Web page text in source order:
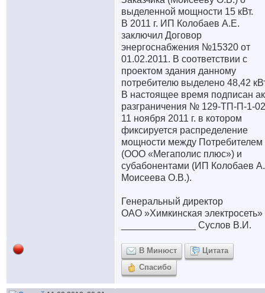
выделенной мощности 15 кВт.
В 2011 г. ИП Колобаев А.Е.
заключил Договор
энергоснабжения №15320 от
01.02.2011. В соответствии с
проектом здания данному
потребителю выделено 48,42
В настоящее время подписан
разграничения № 129-ТП-П-1-
11 ноября 2011 г. в котором
фиксируется распределение
мощности между Потребителем
(ООО «Мегаполис плюс») и
субабонентами (ИП Колобаев
Моисеева О.В.).
Генеральный директор
ОАО »Химкинская электросеть»
______________ Суслов В.И.
В Минюст
Цитата
Спасибо